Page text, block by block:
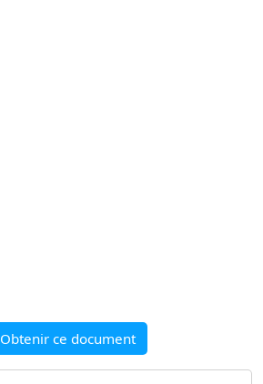
Obtenir ce document